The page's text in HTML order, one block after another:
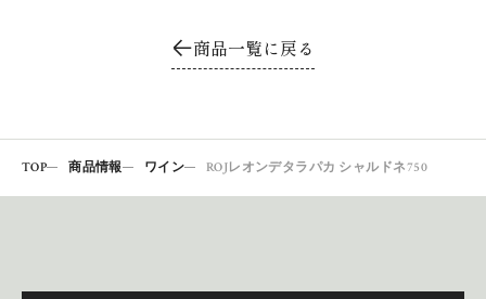
商品一覧に戻る
TOP 商品情報 ワイン ROJレオンデタラパカ シャルドネ750